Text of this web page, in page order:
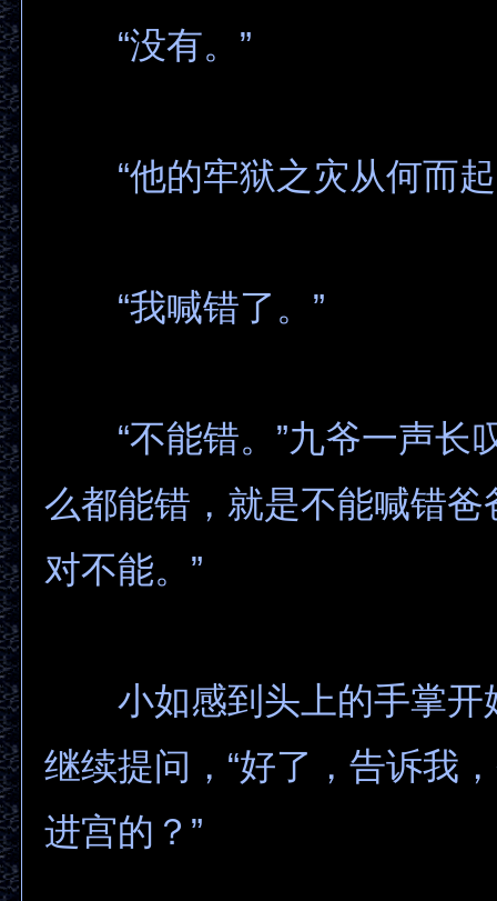
“没有。”
“他的牢狱之灾从何而起
“我喊错了。”
“不能错。”九爷一声长
么都能错，就是不能喊错爸
对不能。”
小如感到头上的手掌开
继续提问，“好了，告诉我
进宫的？”